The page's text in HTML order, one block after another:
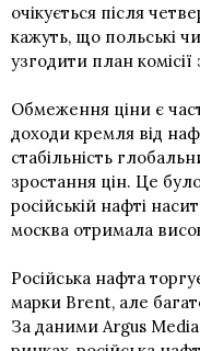
очікується після
кажуть, що польські
узгодити план
Обмеження ціни є
доходи кремля від
стабільність
зростання цін. Це
російській нафті
москва отримала
Російська нафта
марки Brent, але
За даними Argus